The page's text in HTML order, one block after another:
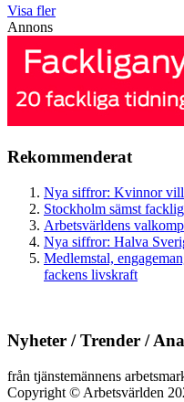
Visa fler
Annons
Rekommenderat
Nya siffror: Kvinnor vill
Stockholm sämst
Arbetsvärldens
Nya siffror: Halva
Medlemstal,
fackens livskraft
Nyheter / Trender /
från tjänstemännens
Copyright © Arbetsvärlden